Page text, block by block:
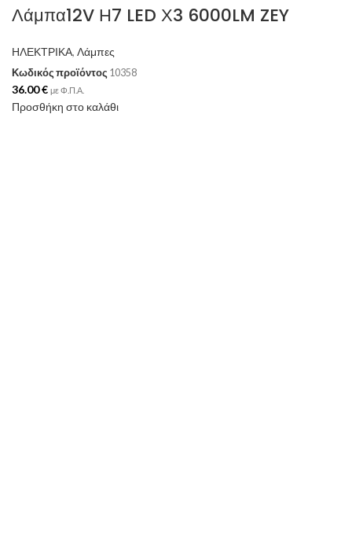
Λάμπα12V Η7 LED Χ3 6000LM ZEY
ΗΛΕΚΤΡΙΚΑ, Λάμπες
Κωδικός προϊόντος 10358
36.00€ με Φ.Π.Α.
Προσθήκη στο καλάθι